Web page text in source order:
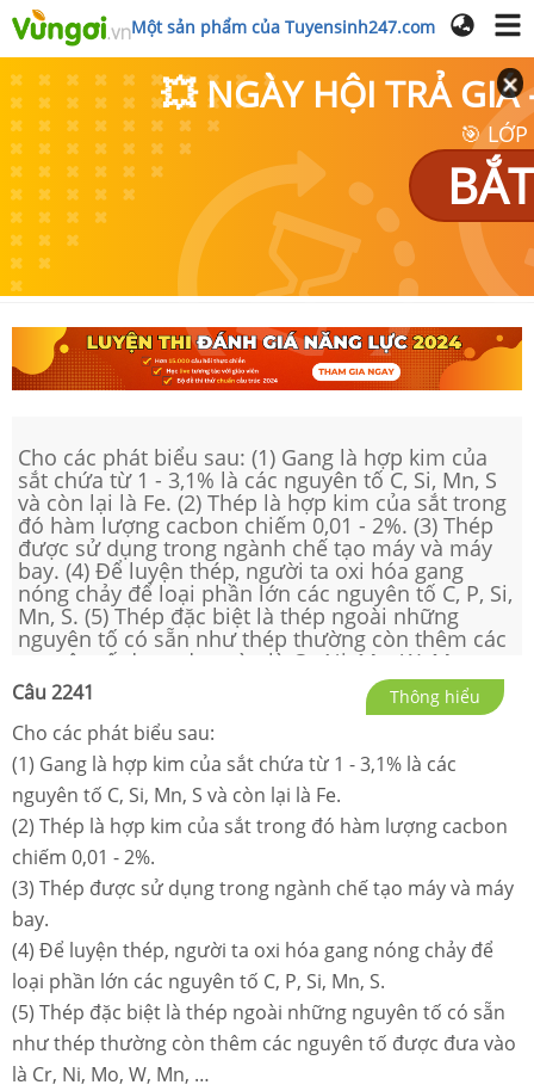
Một sản phẩm của Tuyensinh247.com
💥 NGÀY HỘI TRẢ GIÁ
🎯
Cho các phát biểu sau: (1) Gang là hợp kim của
sắt chứa từ 1 - 3,1% là các nguyên tố C, Si, Mn, S
và còn lại là Fe. (2) Thép là hợp kim của sắt trong
đó hàm lượng cacbon chiếm 0,01 - 2%. (3) Thép
được sử dụng trong ngành chế tạo máy và máy
bay. (4) Để luyện thép, người ta oxi hóa gang
nóng chảy để loại phần lớn các nguyên tố C, P, Si,
Mn, S. (5) Thép đặc biệt là thép ngoài những
nguyên tố có sẵn như thép thường còn thêm các
nguyên tố được đưa vào là Cr, Ni, Mo, W, Mn, …
Số phát biểu đúng là
Câu 2241 Thông hiểu
Cho các phát biểu sau:
(1) Gang là hợp kim của sắt chứa từ 1 - 3,1% là các
nguyên tố C, Si, Mn, S và còn lại là Fe.
(2) Thép là hợp kim của sắt trong đó hàm lượng cacbon
chiếm 0,01 - 2%.
(3) Thép được sử dụng trong ngành chế tạo máy và máy
bay.
(4) Để luyện thép, người ta oxi hóa gang nóng chảy để
loại phần lớn các nguyên tố C, P, Si, Mn, S.
(5) Thép đặc biệt là thép ngoài những nguyên tố có sẵn
như thép thường còn thêm các nguyên tố được đưa vào
là Cr, Ni, Mo, W, Mn, …